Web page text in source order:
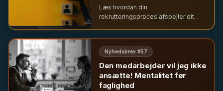
Læs hvordan din
rekrutteringsproces afspejler dit
rekruttering og vigtigheden af en
værdig proces for alle.
Nyhedsbrev #57
Den medarbejder vil jeg ikke
ansætte! Mentalitet før
faglighed